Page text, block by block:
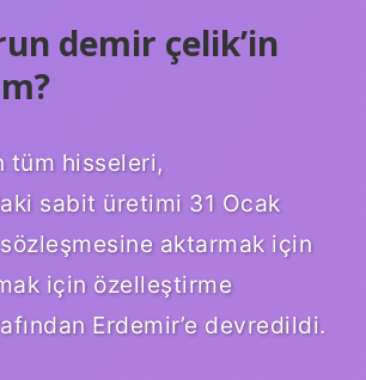
demir çelik’in
tüm hisseleri,
sabit üretimi 31 Ocak
aktarmak için
için özelleştirme
Erdemir’e devredildi.